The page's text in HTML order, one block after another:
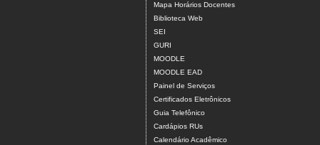
Mapa Horários Docentes
Biblioteca Web
SEI
GURI
MOODLE
MOODLE EAD
Painel de Serviços
Certificados Eletrônicos
Guia Telefônico
Cardápios RUs
Calendário Acadêmico